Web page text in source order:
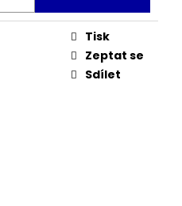
Tisk
Zeptat se
Sdílet